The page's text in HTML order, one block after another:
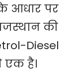
आधार पर
की
Diesel
एक है।